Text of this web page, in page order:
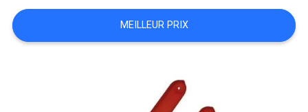
DE
L'USINE
MEILLEUR PRIX